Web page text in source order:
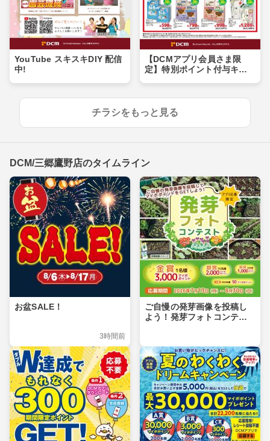
YouTube スキスキDIY 配信
中!
【DCMアプリ会員さま限
定】特別ポイント付与キャ
チラシをもっと見る
DCM/三郷鷹野店のタイムライン
お盆SALE！
3時間前
ご自慢の発芽画像を投稿し
よう！発芽フォトコンテス